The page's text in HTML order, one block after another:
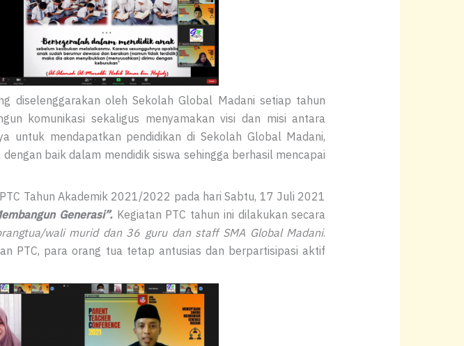
diselenggarakan oleh Sekolah Global Madani setiap tahun
komunikasi sekaligus menyamakan visi dan misi antara
untuk mendapatkan pendidikan di Sekolah Global Madani,
baik dalam mendidik siswa sehingga berhasil mencapai
Tahun Akademik 2021/2022 pada hari Sabtu, 17 Juli 2021
Generasi”.Kegiatan PTC tahun ini dilakukan secara
wali murid dan 36 guru dan staff SMA Global Madani.
PTC, para orang tua tetap antusias dan berpartisipasi aktif